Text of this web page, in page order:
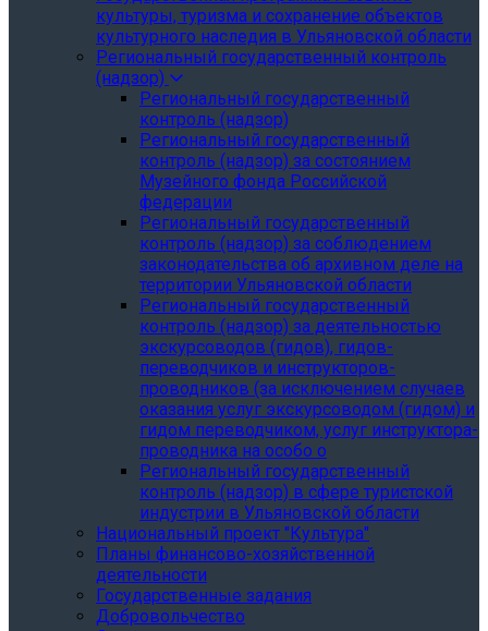
культуры, туризма и сохранение объектов
культурного наследия в Ульяновской области
Региональный государственный контроль
(надзор)
Региональный государственный
контроль (надзор)
Региональный государственный
контроль (надзор) за состоянием
Музейного фонда Российской
федерации
Региональный государственный
контроль (надзор) за соблюдением
законодательства об архивном деле на
территории Ульяновской области
Региональный государственный
контроль (надзор) за деятельностью
экскурсоводов (гидов), гидов-
переводчиков и инструкторов-
проводников (за исключением случаев
оказания услуг экскурсоводом (гидом) и
гидом переводчиком, услуг инструктора-
проводника на особо о
Региональный государственный
контроль (надзор) в сфере туристской
индустрии в Ульяновской области
Национальный проект "Культура"
Планы финансово-хозяйственной
деятельности
Государственные задания
Добровольчество